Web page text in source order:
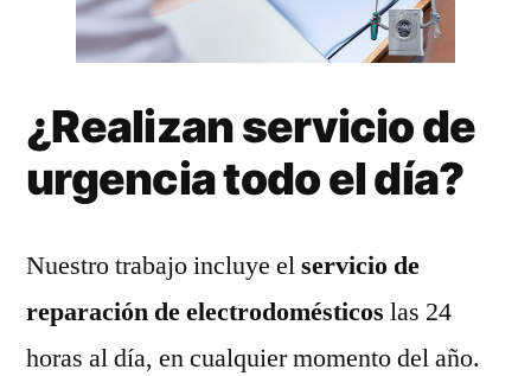
¿Realizan servicio de
urgencia todo el día?
Nuestro trabajo incluye elservicio de
reparación de electrodomésticos las 24
horas al día, en cualquier momento del año.